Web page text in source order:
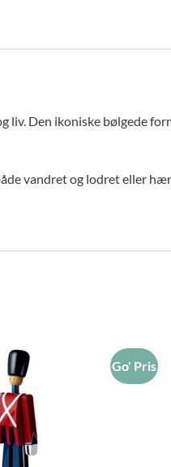
liv. Den ikoniske bølgede
vandret og lodret eller
Go' Pris